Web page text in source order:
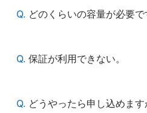
Q. どのくらいの容量が必要で
Q. 保証が利用できない。
Q. どうやったら申し込めます